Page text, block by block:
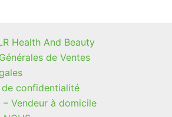
Health And Beauty
de Ventes
confidentialité
– Vendeur à domicile